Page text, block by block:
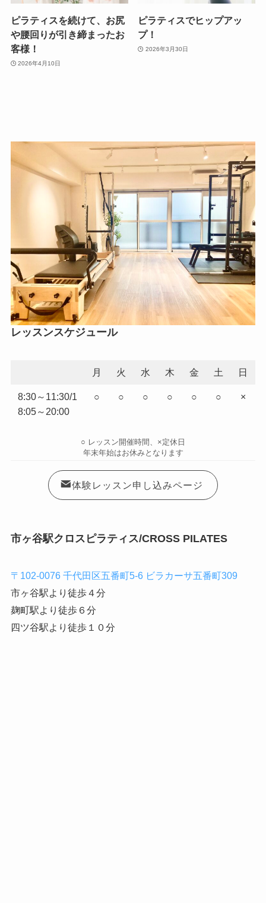
ピラティスを続けて、お尻
や腰回りが引き締まったお
客様！
2026年4月10日
ピラティスでヒップアッ
プ！
2026年3月30日
レッスンスケジュール
月 火 水 木 金 土 日
8:30～11:30/1
8:05～20:00
○ ○ ○ ○ ○ ○ ×
○ レッスン開催時間、×定休日
年末年始はお休みとなります
体験レッスン申し込みページ
市ヶ谷駅クロスピラティス/CROSS PILATES
〒102-0076 千代田区五番町5-6 ビラカーサ五番町309
市ヶ谷駅より徒歩４分
麹町駅より徒歩６分
四ツ谷駅より徒歩１０分